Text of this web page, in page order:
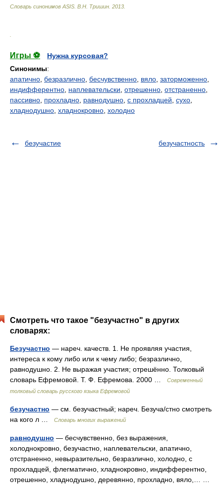
Словарь синонимов ASIS. В.Н. Тришин 2013
Игры ⚽
Нужна курсовая?
Синонимы:
апатично безразлично бесчувственно вяло заторможенно
индифферентно наплевательски отрешенно отстраненно
пассивно прохладно равнодушно с прохладцей сухо
хладнодушно хладнокровно холодно
безучастие безучастность
Смотреть что такое "безучастно" в других
словарях:
Безучастно — нареч. качеств. 1. Не проявляя участия,
интереса к кому либо или к чему либо; безразлично,
равнодушно. 2. Не выражая участия; отрешённо. Толковый
словарь Ефремовой. Т. Ф. Ефремова. 2000 …
Современный
толковый словарь русского языка Ефремовой
безучастно — см. безучастный; нареч. Безуча/стно смотреть
на кого л …
Словарь многих выражений
равнодушно — бесчувственно, без выражения,
холоднокровно, безучастно, наплевательски, апатично,
отстраненно, невыразительно, безразлично, холодно, с
прохладцей, флегматично, хладнокровно, индифферентно,
отрешенно, хладнодушно, деревянно, прохладно, вяло,… …